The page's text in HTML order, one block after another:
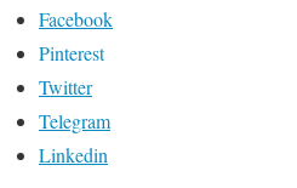
Facebook
Pinterest
Twitter
Telegram
Linkedin